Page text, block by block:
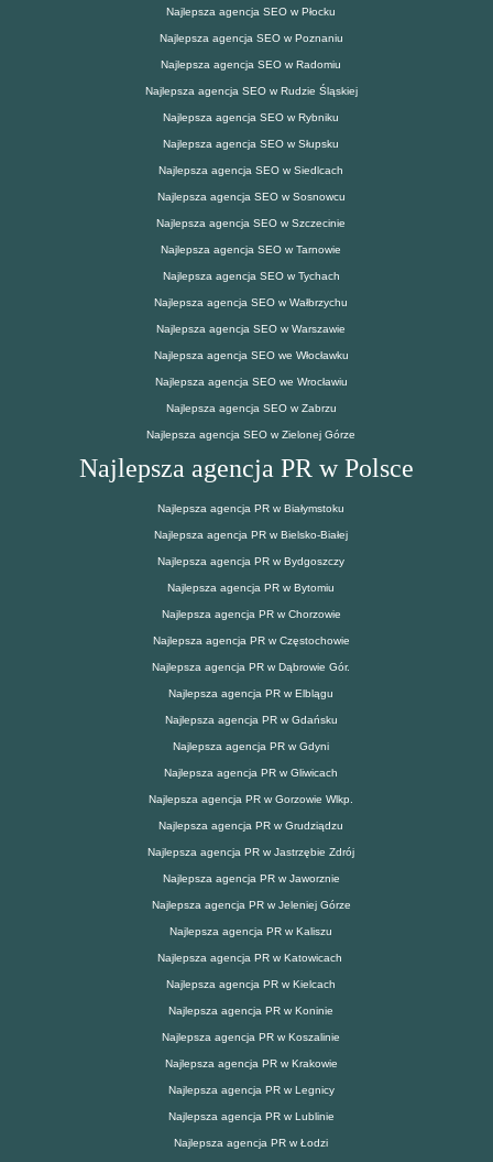
Najlepsza agencja SEO w Płocku
Najlepsza agencja SEO w Poznaniu
Najlepsza agencja SEO w Radomiu
Najlepsza agencja SEO w Rudzie Śląskiej
Najlepsza agencja SEO w Rybniku
Najlepsza agencja SEO w Słupsku
Najlepsza agencja SEO w Siedlcach
Najlepsza agencja SEO w Sosnowcu
Najlepsza agencja SEO w Szczecinie
Najlepsza agencja SEO w Tarnowie
Najlepsza agencja SEO w Tychach
Najlepsza agencja SEO w Wałbrzychu
Najlepsza agencja SEO w Warszawie
Najlepsza agencja SEO we Włocławku
Najlepsza agencja SEO we Wrocławiu
Najlepsza agencja SEO w Zabrzu
Najlepsza agencja SEO w Zielonej Górze
Najlepsza agencja PR w Polsce
Najlepsza agencja PR w Białymstoku
Najlepsza agencja PR w Bielsko-Białej
Najlepsza agencja PR w Bydgoszczy
Najlepsza agencja PR w Bytomiu
Najlepsza agencja PR w Chorzowie
Najlepsza agencja PR w Częstochowie
Najlepsza agencja PR w Dąbrowie Gór.
Najlepsza agencja PR w Elblągu
Najlepsza agencja PR w Gdańsku
Najlepsza agencja PR w Gdyni
Najlepsza agencja PR w Gliwicach
Najlepsza agencja PR w Gorzowie Wlkp.
Najlepsza agencja PR w Grudziądzu
Najlepsza agencja PR w Jastrzębie Zdrój
Najlepsza agencja PR w Jaworznie
Najlepsza agencja PR w Jeleniej Górze
Najlepsza agencja PR w Kaliszu
Najlepsza agencja PR w Katowicach
Najlepsza agencja PR w Kielcach
Najlepsza agencja PR w Koninie
Najlepsza agencja PR w Koszalinie
Najlepsza agencja PR w Krakowie
Najlepsza agencja PR w Legnicy
Najlepsza agencja PR w Lublinie
Najlepsza agencja PR w Łodzi